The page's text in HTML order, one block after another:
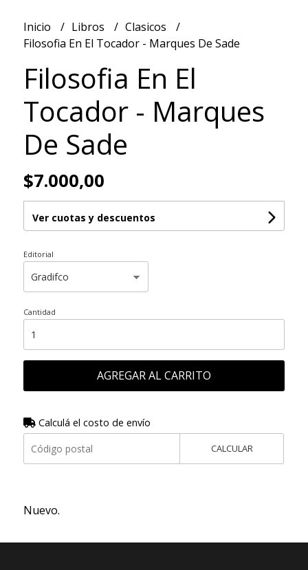
Inicio Libros
Clasicos
Filosofia En El Tocador - Marques De Sade
Filosofia En El
Tocador - Marques
De Sade
$7.000,00
Ver cuotas y descuentos
Editorial
Cantidad
AGREGAR AL CARRITO
Calculá el costo de envío
CALCULAR
Nuevo.